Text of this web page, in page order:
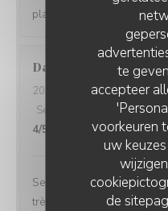
te
accepteer
voorkeuren
uw
de
plaisir !
David
2026-08-04 - 12:30 -
Service
Atmosfeer:5/
4/5
Service impeccable et
très copieuse. Je